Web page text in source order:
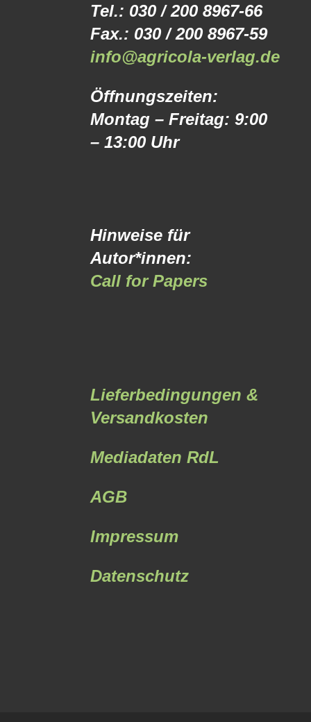
Tel.: 030 / 200 8967-66
Fax.: 030 / 200 8967-59
info@agricola-verlag.de
Öffnungszeiten:
Montag – Freitag: 9:00
– 13:00 Uhr
Hinweise für
Autor*innen:
Call for Papers
Lieferbedingungen &
Versandkosten
Mediadaten RdL
AGB
Impressum
Datenschutz